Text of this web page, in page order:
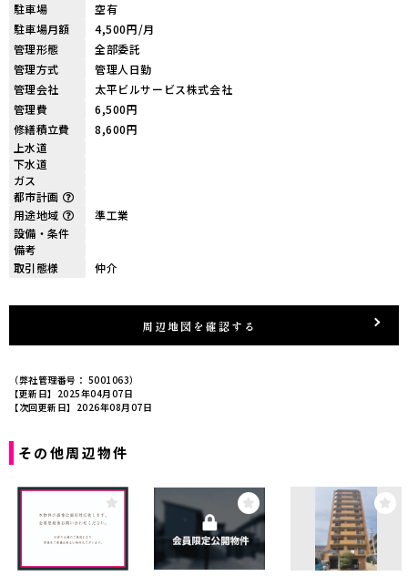
駐車場
空有
駐車場月額
4,500円/月
管理形態
全部委託
管理方式
管理人日勤
管理会社
太平ビルサービス株式会社
管理費
6,500円
修繕積立費
8,600円
上水道
下水道
ガス
都市計画
用途地域
準工業
設備・条件
備考
取引態様
仲介
周辺地図を確認する
（弊社管理番号： 5001063）
【更新日】2025年04月07日
【次回更新日】2026年08月07日
その他周辺物件